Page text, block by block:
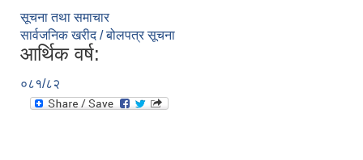
सूचना तथा समाचार
सार्वजनिक खरीद / बोलपत्र सूचना
आर्थिक वर्ष:
०८१/८२